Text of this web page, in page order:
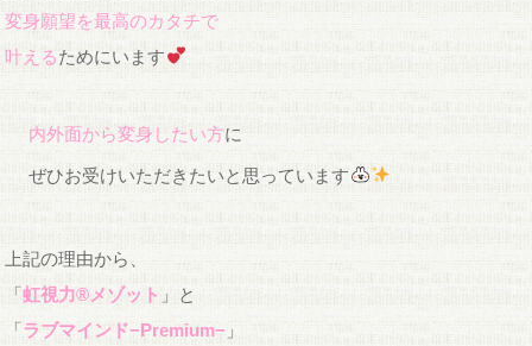
変身願望を最高のカタチで
叶えるためにいます
内外面から変身したい方に
ぜひお受けいただきたいと思っています
上記の理由から、
「虹視力®︎メゾット 」と
「ラブマインド−Premium− 」